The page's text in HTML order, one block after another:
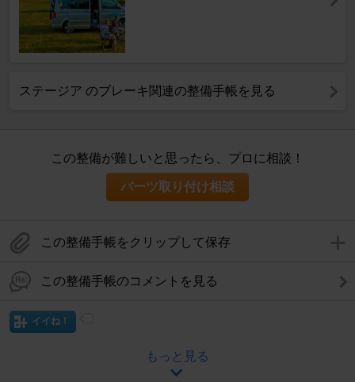
ステージア のブレーキ関連の整備手帳を見る
この整備が難しいと思ったら、プロに相談！
パーツ取り付け相談
この整備手帳をクリップして保存
この整備手帳のコメントを見る
イイね！
もっと見る